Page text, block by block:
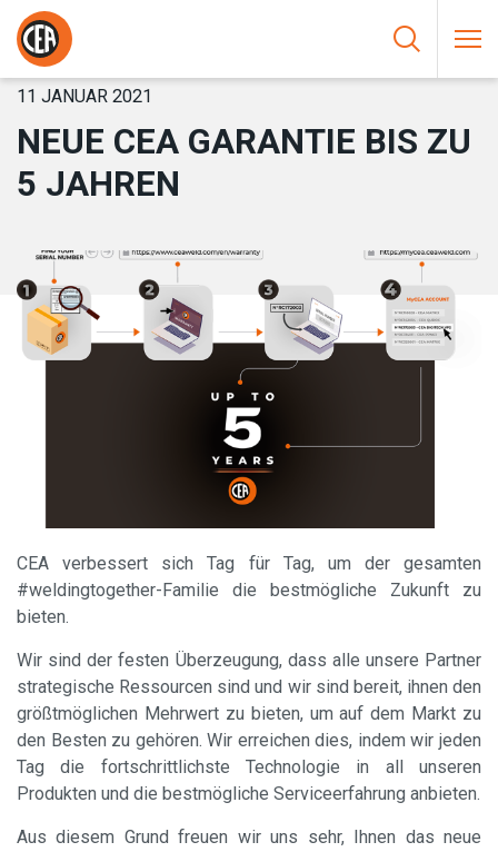
Zum Inhalt springen
HOME/
11 JANUAR 2021
NEUE CEA GARANTIE BIS ZU
5 JAHREN
CEA verbessert sich Tag für Tag, um der gesamten
#weldingtogether-Familie die bestmögliche Zukunft zu
bieten.
Wir sind der festen Überzeugung, dass alle unsere Partner
strategische Ressourcen sind und wir sind bereit, ihnen den
größtmöglichen Mehrwert zu bieten, um auf dem Markt zu
den Besten zu gehören. Wir erreichen dies, indem wir jeden
Tag die fortschrittlichste Technologie in all unseren
Produkten und die bestmögliche Serviceerfahrung anbieten.
Aus diesem Grund freuen wir uns sehr, Ihnen das neue